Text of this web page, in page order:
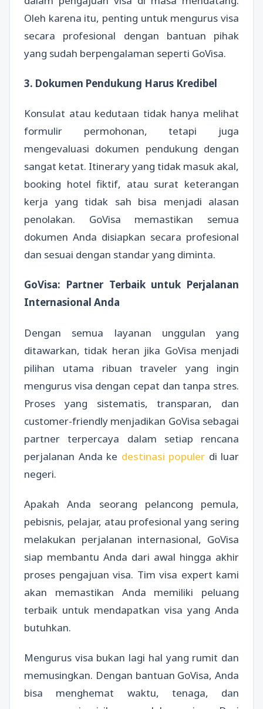
Oleh karena itu, penting untuk mengurus visa
secara profesional dengan bantuan pihak
yang sudah berpengalaman seperti GoVisa.
3. Dokumen Pendukung Harus Kredibel
Konsulat atau kedutaan tidak hanya melihat
formulir permohonan, tetapi juga
mengevaluasi dokumen pendukung dengan
sangat ketat. Itinerary yang tidak masuk akal,
booking hotel fiktif, atau surat keterangan
kerja yang tidak sah bisa menjadi alasan
penolakan. GoVisa memastikan semua
dokumen Anda disiapkan secara profesional
dan sesuai dengan standar yang diminta.
GoVisa: Partner Terbaik untuk Perjalanan
Internasional Anda
Dengan semua layanan unggulan yang
ditawarkan, tidak heran jika GoVisa menjadi
pilihan utama ribuan traveler yang ingin
mengurus visa dengan cepat dan tanpa stres.
Proses yang sistematis, transparan, dan
customer-friendly menjadikan GoVisa sebagai
partner terpercaya dalam setiap rencana
perjalanan Anda ke destinasi populer di luar
negeri.
Apakah Anda seorang pelancong pemula,
pebisnis, pelajar, atau profesional yang sering
melakukan perjalanan internasional, GoVisa
siap membantu Anda dari awal hingga akhir
proses pengajuan visa. Tim visa expert kami
akan memastikan Anda memiliki peluang
terbaik untuk mendapatkan visa yang Anda
butuhkan.
Mengurus visa bukan lagi hal yang rumit dan
memusingkan. Dengan bantuan GoVisa, Anda
bisa menghemat waktu, tenaga, dan